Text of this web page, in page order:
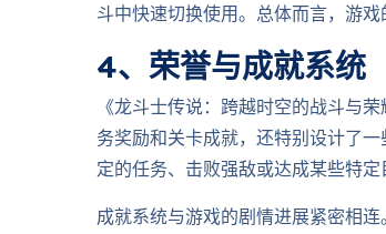
斗中快速切换使用。总体而言，游
4、荣誉与成就系统
《龙斗士传说：跨越时空的战斗与
务奖励和关卡成就，还特别设计了
定的任务、击败强敌或达成某些特
成就系统与游戏的剧情进展紧密相